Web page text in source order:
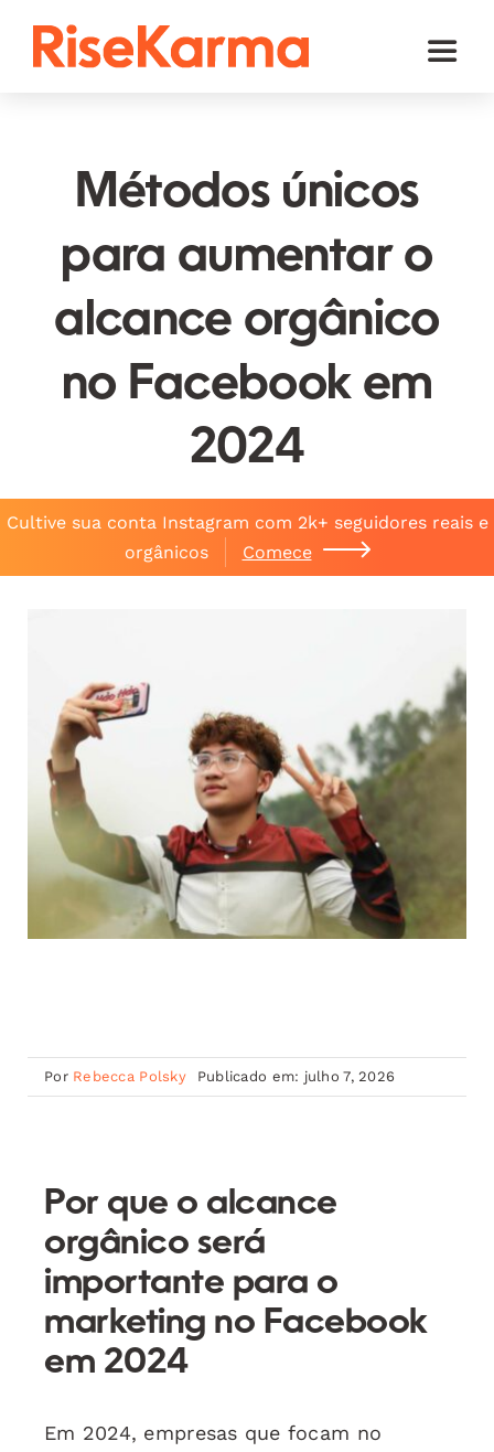
Toggle
TikTok
YouTube
Twitter (𝕏)
Outros
Métodos únicos
para aumentar o
alcance orgânico
no Facebook em
2024
Cultive sua conta Instagram com 2k+ seguidores reais e
orgânicos
Comece
Por Rebecca Polsky Publicado em: julho 7, 2026
Por que o alcance
orgânico será
importante para o
marketing no Facebook
em 2024
Em 2024, empresas que focam no